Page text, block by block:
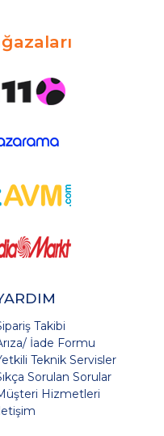
Takibi
İade Formu
Teknik Servisler
Sorulan Sorular
Hizmetleri